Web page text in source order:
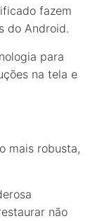
fazem
do Android.
para
na tela e
mais robusta,
não